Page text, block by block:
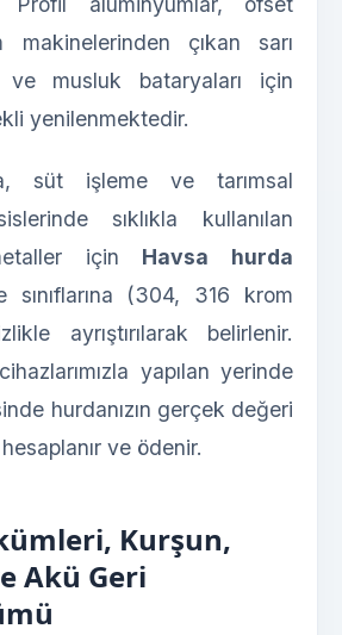
makinelerinden çıkan sarı
musluk bataryaları için
yenilenmektedir.
süt işleme ve tarımsal
sıklıkla kullanılan
için Havsa hurda
sınıflarına (304, 316 krom
ayrıştırılarak belirlenir.
yapılan yerinde
hurdanızın gerçek değeri
ve ödenir.
Kurşun,
Akü Geri